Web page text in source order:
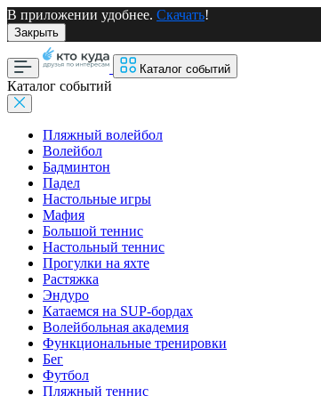
В приложении удобнее. Скачать!
Закрыть
Каталог событий
Каталог событий
Пляжный волейбол
Волейбол
Бадминтон
Падел
Настольные игры
Мафия
Большой теннис
Настольный теннис
Прогулки на яхте
Растяжка
Эндуро
Катаемся на SUP-бордах
Волейбольная академия
Функциональные тренировки
Бег
Футбол
Пляжный теннис